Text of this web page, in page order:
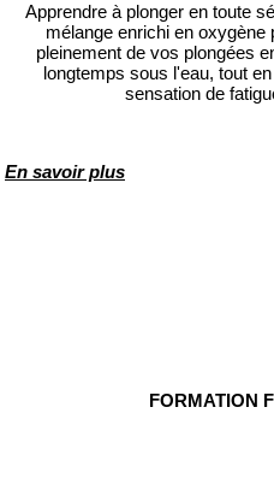
Apprendre à plonger en toute
mélange enrichi en oxygène
pleinement de vos plongées
longtemps sous l'eau, tout
sensation de
En savoir plus
FORMATION